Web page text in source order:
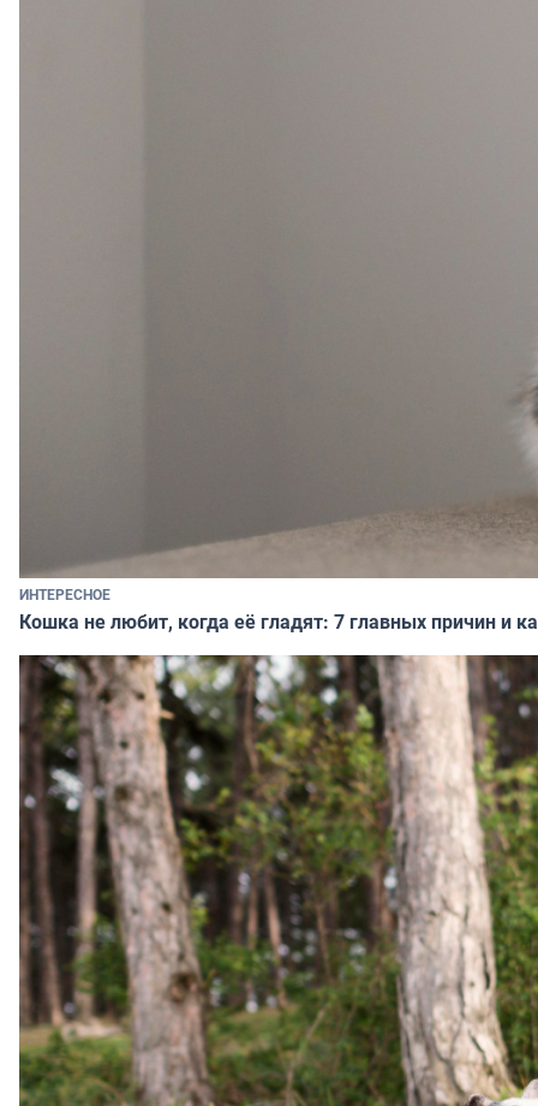
ИНТЕРЕСНОЕ
Кошка не любит, когда её гладят: 7 главных причин и